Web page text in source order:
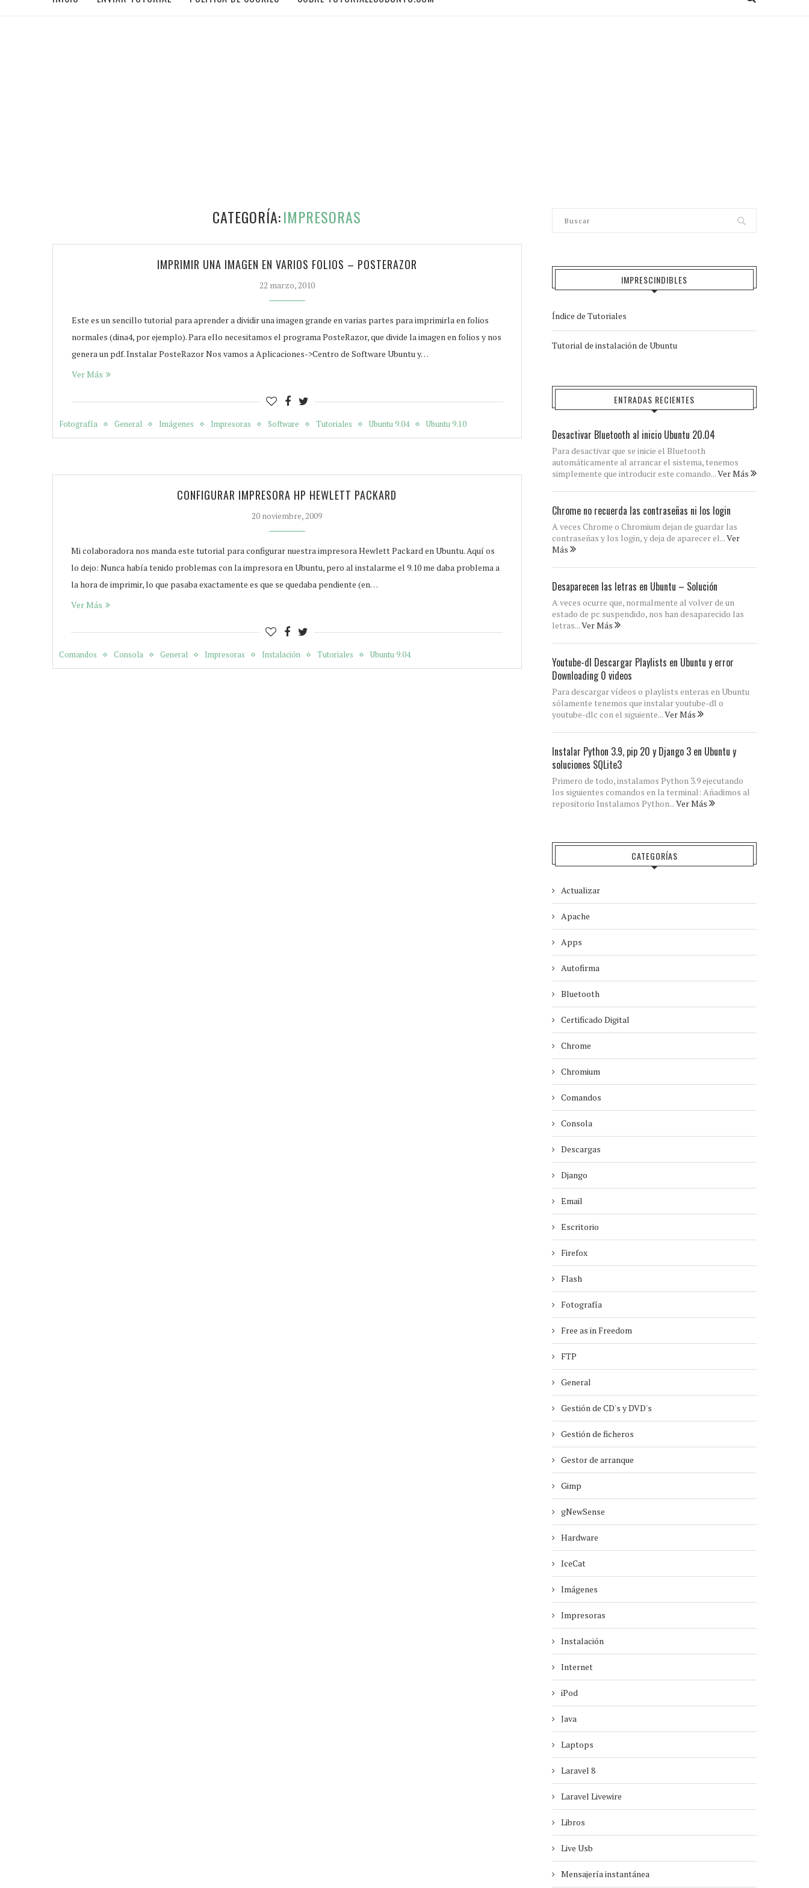
CATEGORÍA:IMPRESORAS
IMPRIMIR UNA IMAGEN EN VARIOS FOLIOS – POSTERAZOR
22 marzo, 2010
Este es un sencillo tutorial para aprender a dividir una imagen grande en varias partes para imprimirla en folios
normales (dina4, por ejemplo). Para ello necesitamos el programa PosteRazor, que divide la imagen en folios y nos
genera un pdf. Instalar PosteRazor Nos vamos a Aplicaciones->Centro de Software Ubuntu y…
Ver Más
Fotografía General Imágenes Impresoras Software Tutoriales Ubuntu 9.04 Ubuntu 9.10
CONFIGURAR IMPRESORA HP HEWLETT PACKARD
20 noviembre, 2009
Mi colaboradora nos manda este tutorial para configurar nuestra impresora Hewlett Packard en Ubuntu. Aquí os
lo dejo: Nunca había tenido problemas con la impresora en Ubuntu, pero al instalarme el 9.10 me daba problema a
la hora de imprimir, lo que pasaba exactamente es que se quedaba pendiente (en…
Ver Más
Comandos Consola General Impresoras Instalación Tutoriales Ubuntu 9.04
IMPRESCINDIBLES
Índice de Tutoriales
Tutorial de instalación de Ubuntu
ENTRADAS RECIENTES
Desactivar Bluetooth al inicio Ubuntu 20.04
Para desactivar que se inicie el Bluetooth
automáticamente al arrancar el sistema, tenemos
simplemente que introducir este comando...Ver Más
Chrome no recuerda las contraseñas ni los login
A veces Chrome o Chromium dejan de guardar las
contraseñas y los login, y deja de aparecer el...Ver
Más
Desaparecen las letras en Ubuntu – Solución
A veces ocurre que, normalmente al volver de un
estado de pc suspendido, nos han desaparecido las
letras...Ver Más
Youtube-dl Descargar Playlists en Ubuntu y error
Downloading 0 videos
Para descargar vídeos o playlists enteras en Ubuntu
sólamente tenemos que instalar youtube-dl o
youtube-dlc con el siguiente...Ver Más
Instalar Python 3.9, pip 20 y Django 3 en Ubuntu y
soluciones SQLite3
Primero de todo, instalamos Python 3.9 ejecutando
los siguientes comandos en la terminal: Añadimos al
repositorio Instalamos Python...Ver Más
CATEGORÍAS
Actualizar
Apache
Apps
Autofirma
Bluetooth
Certificado Digital
Chrome
Chromium
Comandos
Consola
Descargas
Django
Email
Escritorio
Firefox
Flash
Fotografía
Free as in Freedom
FTP
General
Gestión de CD's y DVD's
Gestión de ficheros
Gestor de arranque
Gimp
gNewSense
Hardware
IceCat
Imágenes
Impresoras
Instalación
Internet
iPod
Java
Laptops
Laravel 8
Laravel Livewire
Libros
Live Usb
Mensajería instantánea